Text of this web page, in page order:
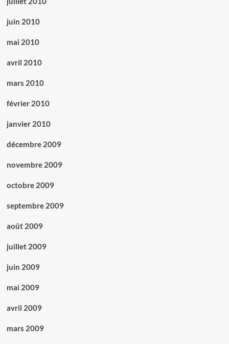
juin 2010
mai 2010
avril 2010
mars 2010
février 2010
janvier 2010
décembre 2009
novembre 2009
octobre 2009
septembre 2009
août 2009
juillet 2009
juin 2009
mai 2009
avril 2009
mars 2009